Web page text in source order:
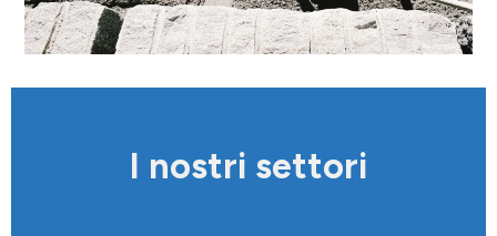
I nostri settori